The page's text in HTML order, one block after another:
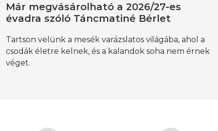
Már megvásárolható a 2026/27-es
évadra szóló Táncmatiné Bérlet
Tartson velünk a mesék varázslatos világába, ahol a
csodák életre kelnek, és a kalandok soha nem érnek
véget.